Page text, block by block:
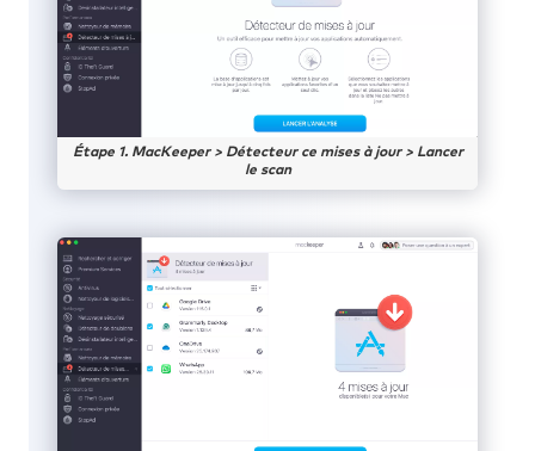
Étape 1. MacKeeper > Détecteur ce mises à jour > Lancer
le scan